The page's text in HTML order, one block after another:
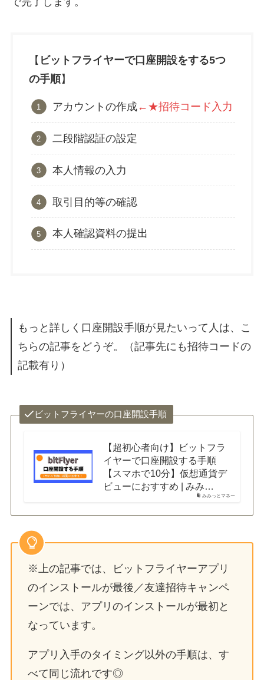
【 ビットフライヤーで口座開設をする5つ
の手順】
アカウントの作成←★招待コード入力
二段階認証の設定
本人情報の入力
取引目的等の確認
本人確認資料の提出
もっと詳しく口座開設手順が見たいって人は、こ
ちらの記事をどうぞ。（記事先にも招待コードの
記載有り）
ビットフライヤーの口座開設手順
みみっとマネー
【超初心者向け】ビットフラ
イヤーで口座開設する手順
【スマホで10分】仮想通貨デ
ビューにおすすめ | みみ…
※上の記事では、ビットフライヤーアプリ
のインストールが最後／友達招待キャンペ
ーンでは、アプリのインストールが最初と
なっています。
アプリ入手のタイミング以外の手順は、す
べて同じ流れです◎